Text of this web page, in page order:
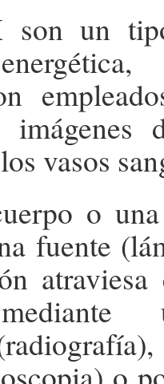
son un
imágenes
vasos
o
fuente